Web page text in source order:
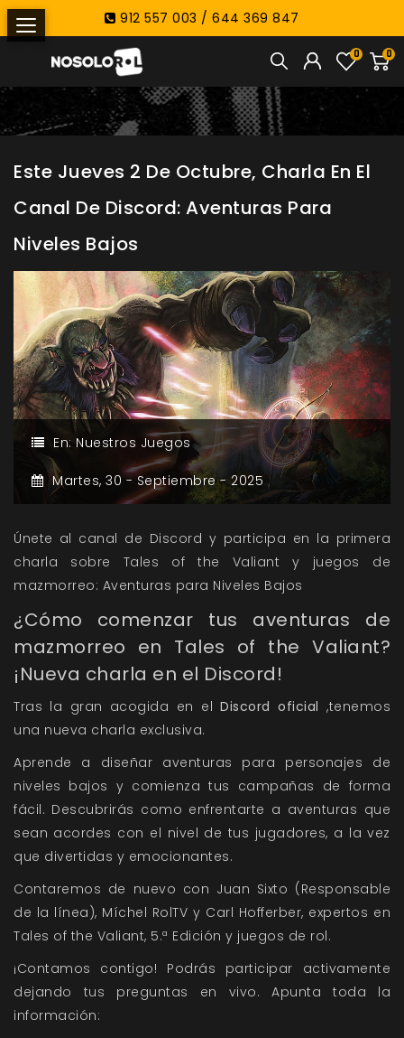
912 557 003 / 644 369 847
0
0
Este Jueves 2 De Octubre, Charla En El
Canal De Discord: Aventuras Para
Niveles Bajos
En: Nuestros Juegos
Martes, 30 -Septiembre - 2025
Únete al canal de Discord y participa en la primera
charla sobre Tales of the Valiant y juegos de
mazmorreo: Aventuras para Niveles Bajos
¿Cómo comenzar tus aventuras de
mazmorreo en Tales of the Valiant?
¡Nueva charla en el Discord!
Tras la gran acogida en elDiscord oficial ,tenemos
una nueva charla exclusiva.
Aprende a diseñar aventuras para personajes de
niveles bajos y comienza tus campañas de forma
fácil. Descubrirás como enfrentarte a aventuras que
sean acordes con el nivel de tus jugadores, a la vez
que divertidas y emocionantes.
Contaremos de nuevo con Juan Sixto (Responsable
de la línea), Míchel RolTV y Carl Hofferber, expertos en
Tales of the Valiant, 5.ª Edición y juegos de rol.
¡Contamos contigo! Podrás participar activamente
dejando tus preguntas en vivo. Apunta toda la
información: